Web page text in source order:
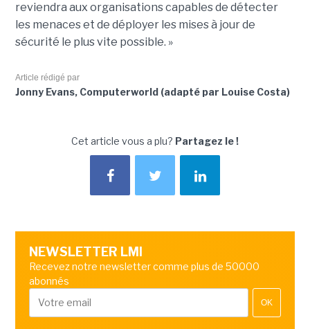
reviendra aux organisations capables de détecter
les menaces et de déployer les mises à jour de
sécurité le plus vite possible. »
Article rédigé par
Jonny Evans, Computerworld (adapté par Louise Costa)
Cet article vous a plu? Partagez le !
NEWSLETTER LMI
Recevez notre newsletter comme plus de 50000
abonnés
OK